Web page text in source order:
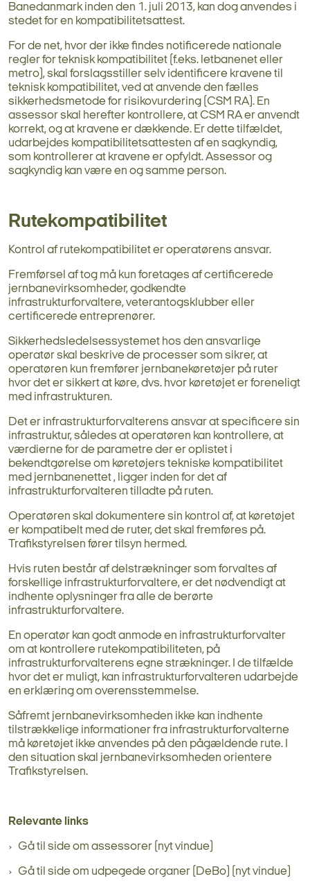
Banedanmark inden den 1. juli 2013, kan dog anvendes i
stedet for en kompatibilitetsattest.
For de net, hvor der ikke findes notificerede nationale
regler for teknisk kompatibilitet (f.eks. letbanenet eller
metro), skal forslagsstiller selv identificere kravene til
teknisk kompatibilitet, ved at anvende den fælles
sikkerhedsmetode for risikovurdering (CSM RA). En
assessor skal herefter kontrollere, at CSM RA er anvendt
korrekt, og at kravene er dækkende. Er dette tilfældet,
udarbejdes kompatibilitetsattesten af en sagkyndig,
som kontrollerer at kravene er opfyldt. Assessor og
sagkyndig kan være en og samme person.
Rutekompatibilitet
Kontrol af rutekompatibilitet er operatørens ansvar.
Fremførsel af tog må kun foretages af certificerede
jernbanevirksomheder, godkendte
infrastrukturforvaltere, veterantogsklubber eller
certificerede entreprenører.
Sikkerhedsledelsessystemet hos den ansvarlige
operatør skal beskrive de processer som sikrer, at
operatøren kun fremfører jernbanekøretøjer på ruter
hvor det er sikkert at køre, dvs. hvor køretøjet er foreneligt
med infrastrukturen.
Det er infrastrukturforvalterens ansvar at specificere sin
infrastruktur, således at operatøren kan kontrollere, at
værdierne for de parametre der er oplistet i
bekendtgørelseom køretøjers tekniske kompatibilitet
med jernbanenettet, ligger inden for det af
infrastrukturforvalteren tilladte på ruten.
Operatøren skal dokumentere sin kontrol af, at køretøjet
er kompatibelt med de ruter, det skal fremføres på.
Trafikstyrelsen fører tilsyn hermed.
Hvis ruten består af delstrækninger som forvaltes af
forskellige infrastrukturforvaltere, er det nødvendigt at
indhente oplysninger fra alle de berørte
infrastrukturforvaltere.
En operatør kan godt anmode en infrastrukturforvalter
om at kontrollere rutekompatibiliteten, på
infrastrukturforvalterens egne strækninger. I de tilfælde
hvor det er muligt, kan infrastrukturforvalteren udarbejde
en erklæring om overensstemmelse.
Såfremt jernbanevirksomheden ikke kan indhente
tilstrækkelige informationer fra infrastrukturforvalterne
må køretøjet ikke anvendes på den pågældende rute. I
den situation skal jernbanevirksomheden orientere
Trafikstyrelsen.
Relevante links
Gå til side om assessorer (nyt vindue)
Gå til side om udpegede organer (DeBo) (nyt vindue)